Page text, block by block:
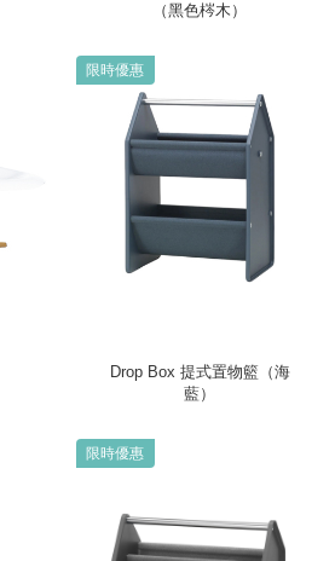
（黑色梣木）
限時優惠
Drop Box 提式置物籃（海
藍）
限時優惠